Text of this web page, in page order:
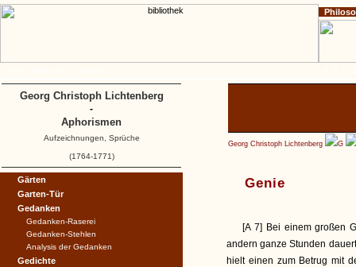
Georg Christoph Lichtenberg G
Genie
[A 7] Bei einem großen
andern ganze Stunden
hielt einen zum Betrug mit
Gärten
Garten-Tür
Gedanken
Gedanken-Raserei
Gedanken-Stehlen
Analysis der Gedanken
Gedichte
Georg Christoph Lichtenberg
-
Aphorismen
Aufzeichnungen, Sprüche
(1764-1771)